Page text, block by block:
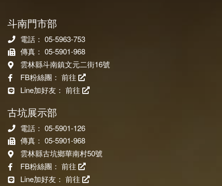
斗南門市部
電話： 05-5963-753
傳真： 05-5901-968
雲林縣斗南鎮文元二街16號
FB粉絲團： 前往
Line加好友： 前往
古坑展示部
電話： 05-5901-126
傳真： 05-5901-968
雲林縣古坑鄉華南村50號
FB粉絲團： 前往
Line加好友： 前往